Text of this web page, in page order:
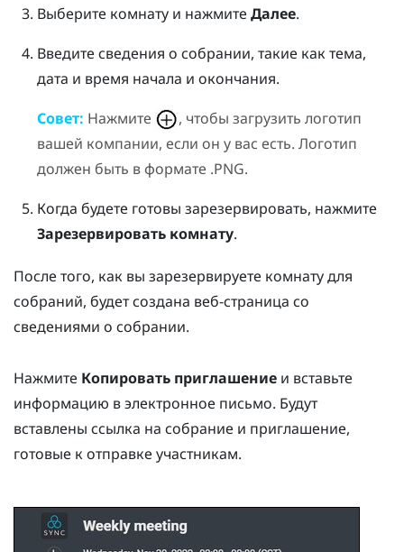
Выберите комнату и нажмите Далее.
Введите сведения о собрании, такие как тема,
дата и время начала и окончания.
Совет: Нажмите
, чтобы загрузить логотип
вашей компании, если он у вас есть. Логотип
должен быть в формате .PNG.
Когда будете готовы зарезервировать, нажмите
Зарезервировать комнату.
После того, как вы зарезервируете комнату для
собраний, будет создана веб-страница со
сведениями о собрании.
Нажмите Копировать приглашение и вставьте
информацию в электронное письмо. Будут
вставлены ссылка на собрание и приглашение,
готовые к отправке участникам.